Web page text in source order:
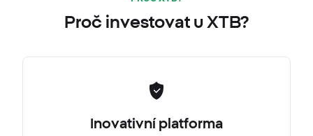
Proč investovat u XTB?
Inovativní platforma